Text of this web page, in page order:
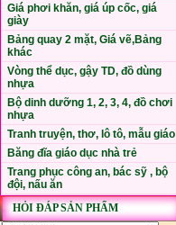
Giá phơi khăn, giá úp cốc, giá
giày
Bảng quay 2 mặt, Giá vẽ,Bảng
khác
Vòng thể dục, gậy TD, đồ dùng
nhựa
Bộ dinh dưỡng 1, 2, 3, 4, đồ chơi
nhựa
Tranh truyện, thơ, lô tô, mẫu giáo
Băng đĩa giáo dục nhà trẻ
Trang phục công an, bác sỹ , bộ
đội, nấu ăn
HỎI ĐÁP SẢN PHẨM